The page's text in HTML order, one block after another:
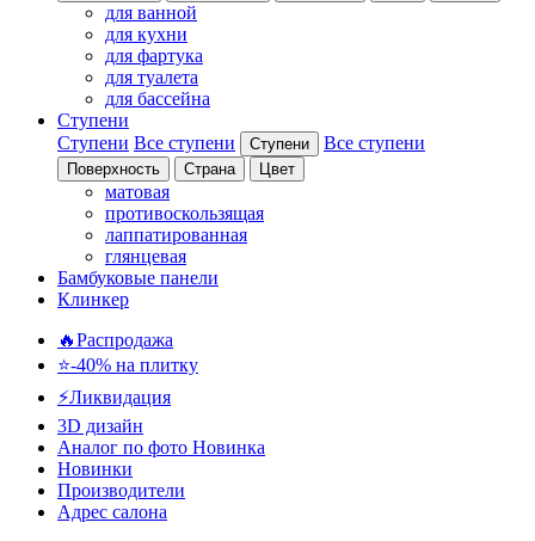
для ванной
для кухни
для фартука
для туалета
для бассейна
Ступени
Ступени Все ступени Ступени Все ступени
Поверхность Страна Цвет
матовая
противоскользящая
лаппатированная
глянцевая
Бамбуковые панели
Клинкер
🔥Распродажа
⭐-40% на плитку
⚡️Ликвидация
3D дизайн
Аналог по фото Новинка
Новинки
Производители
Адрес салона